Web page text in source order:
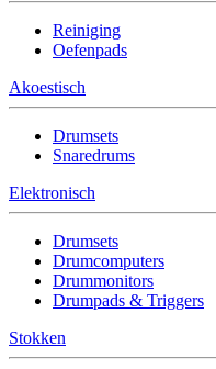
Reiniging
Oefenpads
Akoestisch
Drumsets
Snaredrums
Elektronisch
Drumsets
Drumcomputers
Drummonitors
Drumpads & Triggers
Stokken